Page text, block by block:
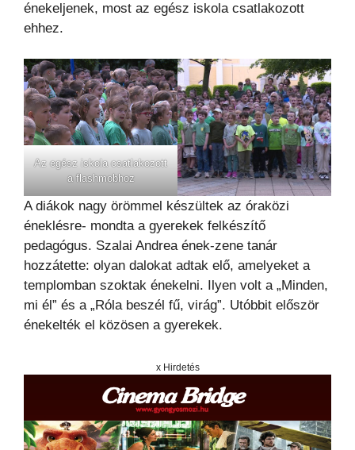
énekeljenek, most az egész iskola csatlakozott
ehhez.
Az egész iskola csatlakozott
a flashmobhoz
A diákok nagy örömmel készültek az óraközi
éneklésre- mondta a gyerekek felkészítő
pedagógus. Szalai Andrea ének-zene tanár
hozzátette: olyan dalokat adtak elő, amelyeket a
templomban szoktak énekelni. Ilyen volt a „Minden,
mi él” és a „Róla beszél fű, virág”. Utóbbit először
énekelték el közösen a gyerekek.
x Hirdetés